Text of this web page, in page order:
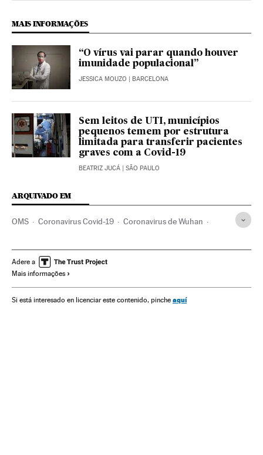
MAIS INFORMAÇÕES
“O vírus vai parar quando houver
imunidade populacional”
JESSICA MOUZO | BARCELONA
Sem leitos de UTI, municípios
pequenos temem por estrutura
limitada para transferir pacientes
graves com a Covid-19
BEATRIZ JUCÁ | SÃO PAULO
ARQUIVADO EM
OMS Coronavirus Covid-19 Coronavirus de Wuhan
Doenças respiratórias Ministério Saúde
Medicina
Investigação científica Cloroquina Hidroxicloroquina
Adere a
Mais informações
Si está interesado en licenciar este contenido, pinche aquí